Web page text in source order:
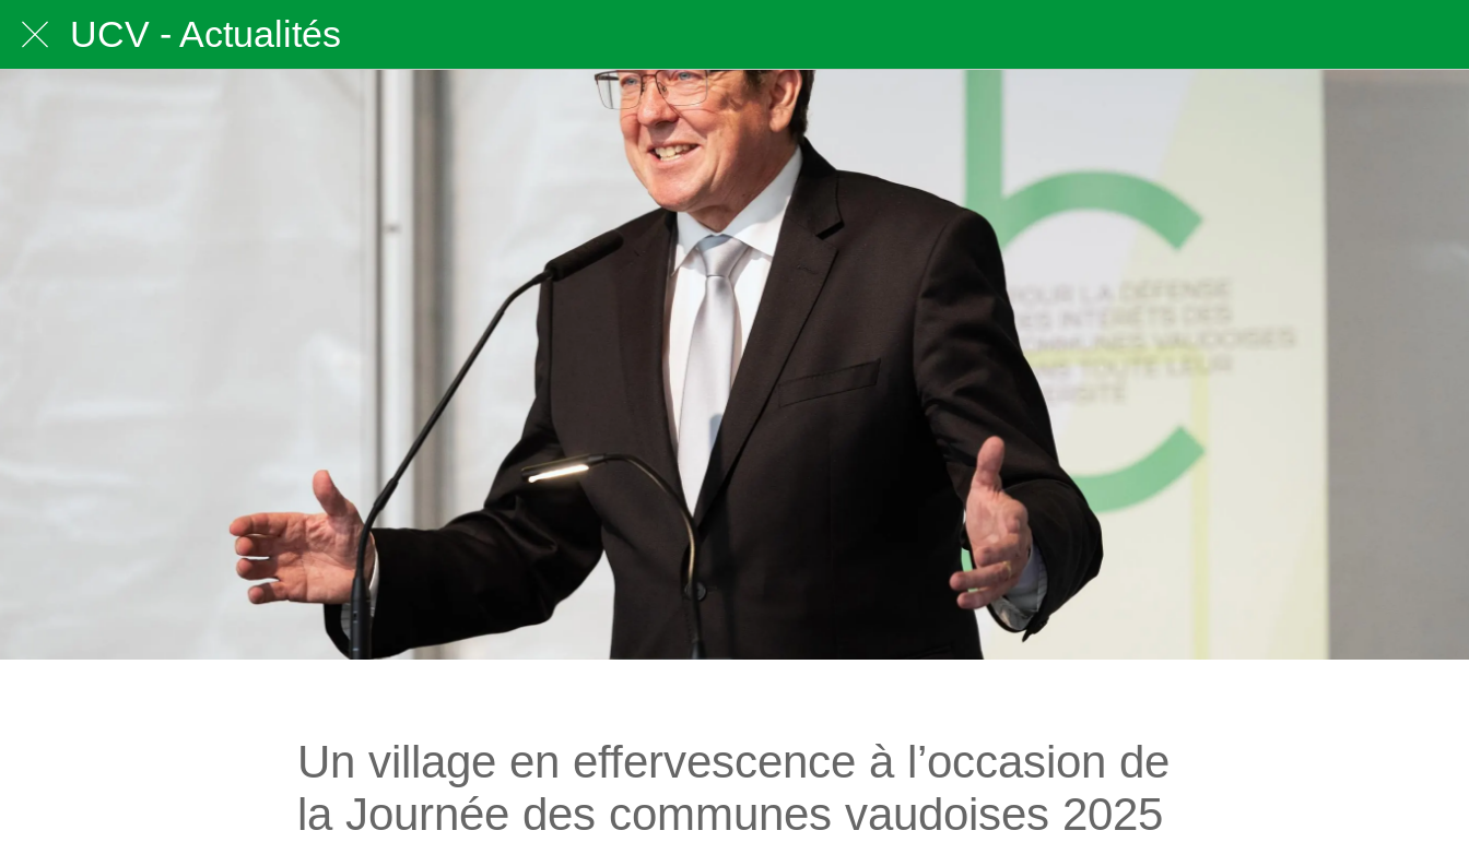
UCV - Actualités
Un village en effervescence à l’occasion de
la Journée des communes vaudoises 2025